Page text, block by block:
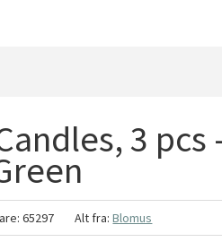
3 pcs
65297 Alt fra:Blomus